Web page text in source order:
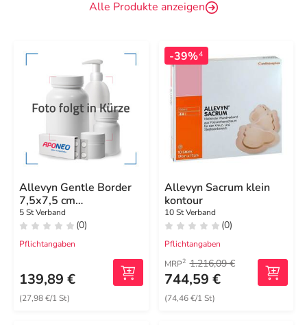
Alle Produkte anzeigen
Allevyn Gentle Border
7,5x7,5 cm
Schaumverband
5 St Verband
(0)
Pflichtangaben
139,89 €
(27,98 €/1 St)
-39%4
Allevyn Sacrum klein
kontour
10 St Verband
(0)
Pflichtangaben
MRP2 1.216,09 €
744,59 €
(74,46 €/1 St)